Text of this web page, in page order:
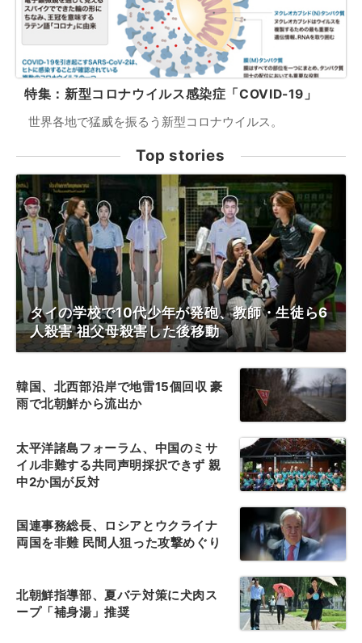
特集：新型コロナウイルス感染症「COVID-19」
世界各地で猛威を振るう新型コロナウイルス。
Top stories
タイの学校で10代少年が発砲、教師・生徒ら6
人殺害 祖父母殺害した後移動
韓国、北西部沿岸で地雷15個回収 豪
雨で北朝鮮から流出か
太平洋諸島フォーラム、中国のミサ
イル非難する共同声明採択できず 親
中2か国が反対
国連事務総長、ロシアとウクライナ
両国を非難 民間人狙った攻撃めぐり
北朝鮮指導部、夏バテ対策に犬肉ス
ープ「補身湯」推奨